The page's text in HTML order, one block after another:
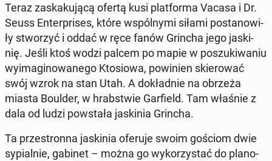
Teraz za­ska­ku­ją­cą ofertą kusi plat­for­ma Vacasa i Dr.
Seuss En­ter­pri­ses, które wspól­ny­mi siłami po­sta­no­wi­
ły stwo­rzyć i oddać w ręce fanów Grincha jego ja­ski­
nię. Jeśli ktoś wodzi palcem po mapie w po­szu­ki­wa­niu
wy­ima­gi­no­wa­ne­go Kto­sio­wa, po­wi­nien skie­ro­wać
swój wzrok na stan Utah. A do­kład­nie na obrzeża
miasta Boulder, w hrab­stwie Gar­field. Tam właśnie z
dala od ludzi po­wsta­ła ja­ski­nia Grincha.
Ta prze­stron­na ja­ski­nia oferuje swoim gościom dwie
sy­pial­nie, gabinet – można go wy­ko­rzy­stać do pla­no­